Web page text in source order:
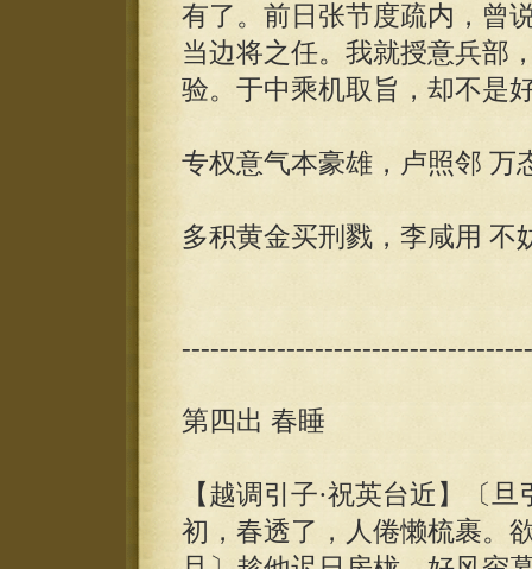
有了。前日张节度疏内，曾
当边将之任。我就授意兵部
验。于中乘机取旨，却不是
专权意气本豪雄，卢照邻 万
多积黄金买刑戮，李咸用 不
第四出 春睡
【越调引子·祝英台近】〔
初，春透了，人倦懒梳裹。